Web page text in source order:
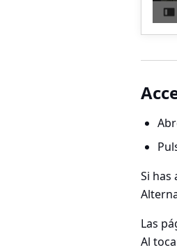
Si has
Las
Al